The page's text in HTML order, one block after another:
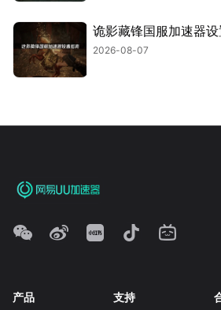
诡影藏锋国服加速器设
2026-08-07
产品 支持